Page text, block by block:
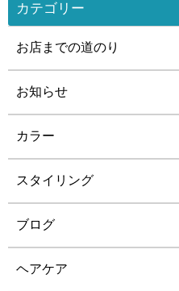
カテゴリー
お店までの道のり
お知らせ
カラー
スタイリング
ブログ
ヘアケア